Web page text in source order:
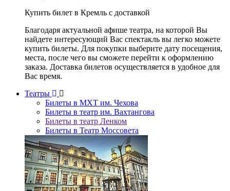
Купить билет в Кремль с доставкой
Благодаря актуальной афише театра, на которой Вы
найдете интересующий Вас спектакль вы легко можете
купить билеты. Для покупки выберите дату посещения,
места, после чего вы сможете перейти к оформлению
заказа. Доставка билетов осуществляется в удобное для
Вас время.
Театры
Билеты в МХТ им. Чехова
Билеты в театр им. Вахтангова
Билеты в театр Ленком
Билеты в Театр Моссовета